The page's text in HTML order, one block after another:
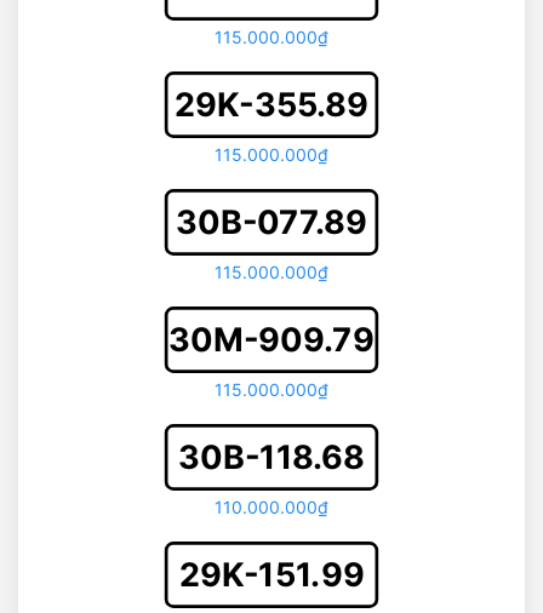
115.000.000₫
29K-355.89
115.000.000₫
30B-077.89
115.000.000₫
30M-909.79
115.000.000₫
30B-118.68
110.000.000₫
29K-151.99